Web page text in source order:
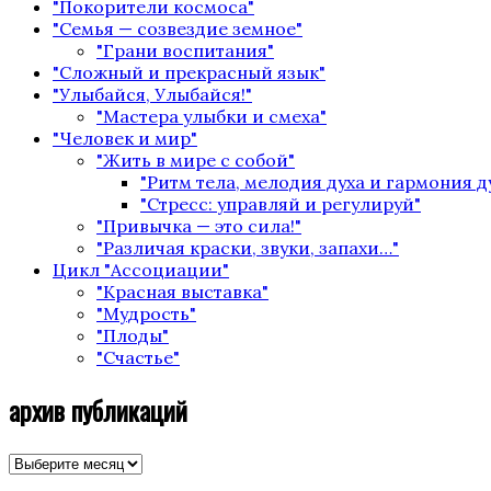
"Покорители космоса"
"Семья — созвездие земное"
"Грани воспитания"
"Сложный и прекрасный язык"
"Улыбайся, Улыбайся!"
"Мастера улыбки и смеха"
"Человек и мир"
"Жить в мире с собой"
"Ритм тела, мелодия духа и гармония
"Стресс: управляй и регулируй"
"Привычка — это сила!"
"Различая краски, звуки, запахи…"
Цикл "Ассоциации"
"Красная выставка"
"Мудрость"
"Плоды"
"Счастье"
архив публикаций
архив